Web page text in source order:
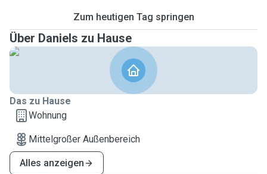
Zum heutigen Tag springen
Über Daniels zu Hause
Das zu Hause
Wohnung
Mittelgroßer Außenbereich
Alles anzeigen